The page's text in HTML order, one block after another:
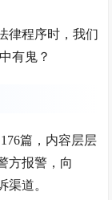
律程序时，我们
有鬼？
篇，内容层层
方报警，向
渠道。